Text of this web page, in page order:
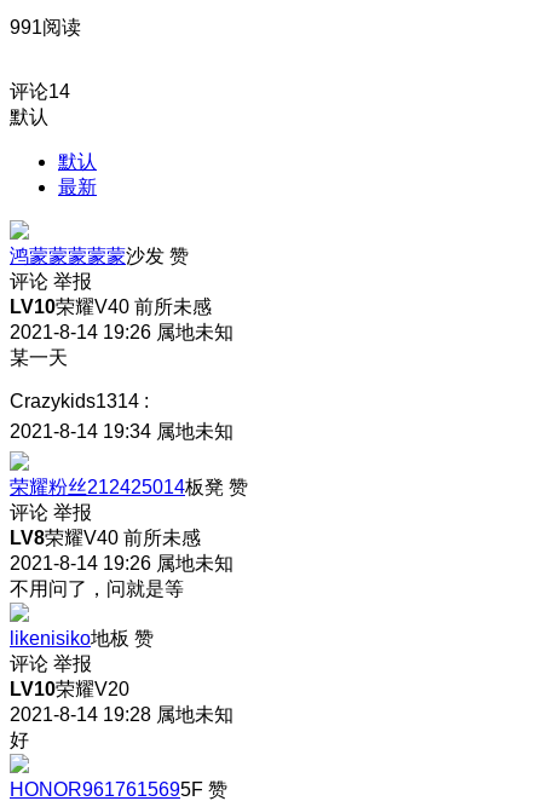
991阅读
评论14
默认
默认
最新
鸿蒙蒙蒙蒙蒙沙发 赞
评论 举报
LV10荣耀V40 前所未感
2021-8-14 19:26 属地未知
某一天
Crazykids1314 :
2021-8-14 19:34 属地未知
荣耀粉丝212425014板凳 赞
评论 举报
LV8荣耀V40 前所未感
2021-8-14 19:26 属地未知
不用问了，问就是等
likenisiko地板 赞
评论 举报
LV10荣耀V20
2021-8-14 19:28 属地未知
好
HONOR9617615695F 赞